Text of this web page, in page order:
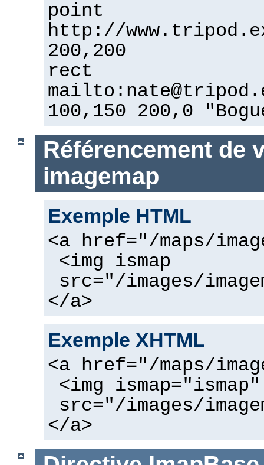
point
http://
200,200
rect
100,150 200,0
Référencement de
imagemap
Exemple HTML
<a href="/maps/
<img ismap
src="/images/
</a>
Exemple XHTML
<a href="/maps/
<img ismap="ismap"
src="/images/
</a>